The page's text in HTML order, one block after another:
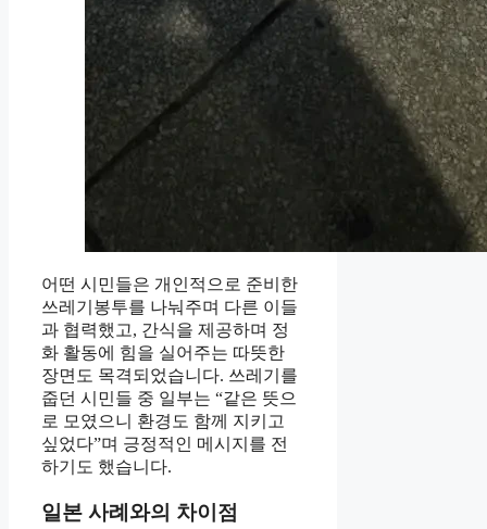
어떤 시민들은 개인적으로 준비한
쓰레기봉투를 나눠주며 다른 이들
과 협력했고, 간식을 제공하며 정
화 활동에 힘을 실어주는 따뜻한
장면도 목격되었습니다. 쓰레기를
줍던 시민들 중 일부는 “같은 뜻으
로 모였으니 환경도 함께 지키고
싶었다”며 긍정적인 메시지를 전
하기도 했습니다.
일본 사례와의 차이점